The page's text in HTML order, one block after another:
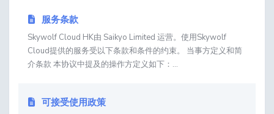
服务条款
Skywolf Cloud HK由 Saikyo Limited 运营。使用Skywolf
Cloud提供的服务受以下条款和条件的约束。 当事方定义和简
介条款 本协议中提及的操作方定义如下：...
可接受使用政策